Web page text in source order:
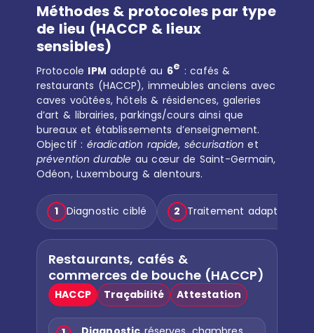
Méthodes & protocoles par type
de lieu (HACCP & lieux
sensibles)
Protocole IPM adapté au 6e : cafés &
restaurants (HACCP), immeubles anciens avec
caves voûtées, hôtels & résidences, galeries
d’art & librairies, parkings/cours ainsi que
bureaux et établissements d’enseignement.
Objectif : éradication rapide, sécurisation et
prévention durable au cœur de Saint-Germain,
Odéon, Luxembourg & alentours.
1 Diagnostic ciblé 2 Traitement adapté
Restaurants, cafés &
commerces de bouche (HACCP)
HACCP Traçabilité Attestation